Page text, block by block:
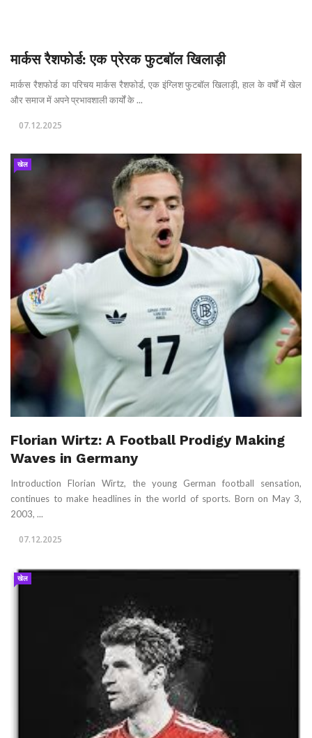
मार्कस रैशफोर्ड: एक प्रेरक फुटबॉल खिलाड़ी
मार्कस रैशफोर्ड का परिचय मार्कस रैशफोर्ड, एक इंग्लिश फुटबॉल खिलाड़ी, हाल के वर्षों में खेल
और समाज में अपने प्रभावशाली कार्यों के ...
07.12.2025
खेल
Florian Wirtz: A Football Prodigy Making
Waves in Germany
Introduction Florian Wirtz, the young German football sensation,
continues to make headlines in the world of sports. Born on May 3,
2003, ...
07.12.2025
खेल